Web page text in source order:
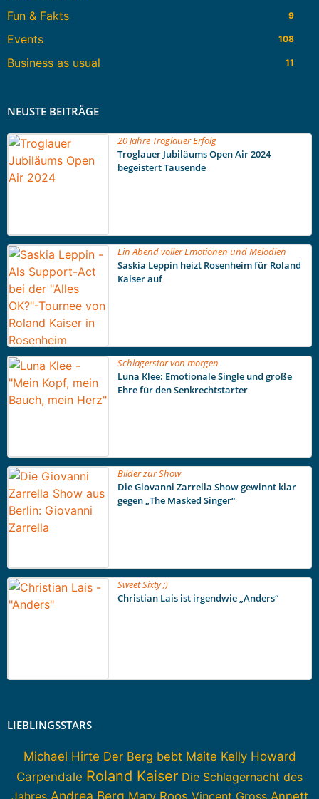
Fun & Fakts 9
Events 108
Business as usual 11
NEUSTE BEITRÄGE
20 Jahre Troglauer Erfolg
Troglauer Jubiläums Open Air 2024
begeistert Tausende
Ein Abend voller Emotionen und Melodien
Saskia Leppin heizt Rosenheim für Roland
Kaiser auf
Schlagerstar von morgen
Luna Klee: Emotionale Single und große
Ehre für den Senkrechtstarter
Bilder zur Show
Die Giovanni Zarrella Show gewinnt klar
gegen „The Masked Singer“
Sweet Sixty ;)
Christian Lais ist irgendwie „Anders“
LIEBLINGSSTARS
Michael Hirte Der Berg bebt Maite Kelly Howard
Carpendale Roland Kaiser Die Schlagernacht des